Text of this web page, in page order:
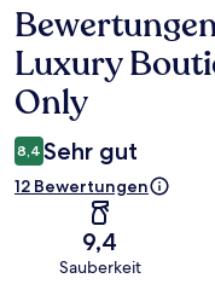
Bewertungen
Luxury
Only
8,4 Sehr gut
12 Bewertungen
9,4
Sauberkeit